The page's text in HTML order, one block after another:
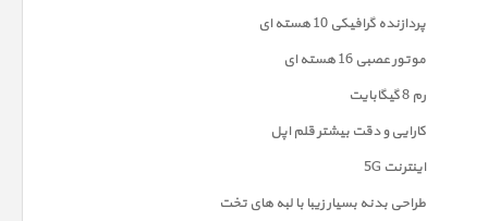
پردازنده گرافیکی 10 هسته ای
موتور عصبی 16 هسته ای
رم 8 گیگابایت
کارایی و دقت بیشتر قلم اپل
اینترنت 5G
طراحی بدنه بسیار زیبا با لبه های تخت